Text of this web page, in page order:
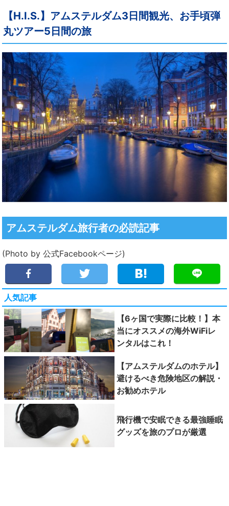
【H.I.S.】アムステルダム3日間観光、お手頃弾
丸ツアー5日間の旅
アムステルダム旅行者の必読記事
(Photo by 公式Facebookページ)
人気記事
【6ヶ国で実際に比較！】本
当にオススメの海外WiFiレ
ンタルはこれ！
【アムステルダムのホテル】
避けるべき危険地区の解説・
お勧めホテル
飛行機で安眠できる最強睡眠
グッズを旅のプロが厳選